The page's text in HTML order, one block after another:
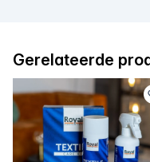
Gerelateerde